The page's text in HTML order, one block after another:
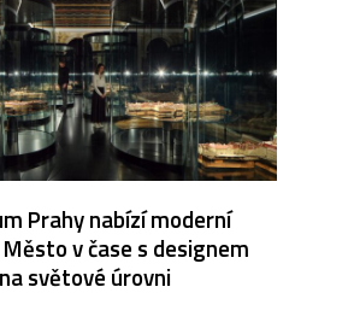
Prahy nabízí moderní
v čase s designem
na světové úrovni